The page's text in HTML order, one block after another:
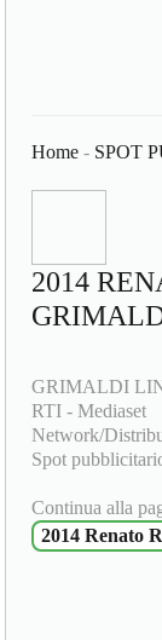
Home - SPOT
2014
GRIMALDI
RTI - Mediaset
Network/
Spot
Continua alla
2014